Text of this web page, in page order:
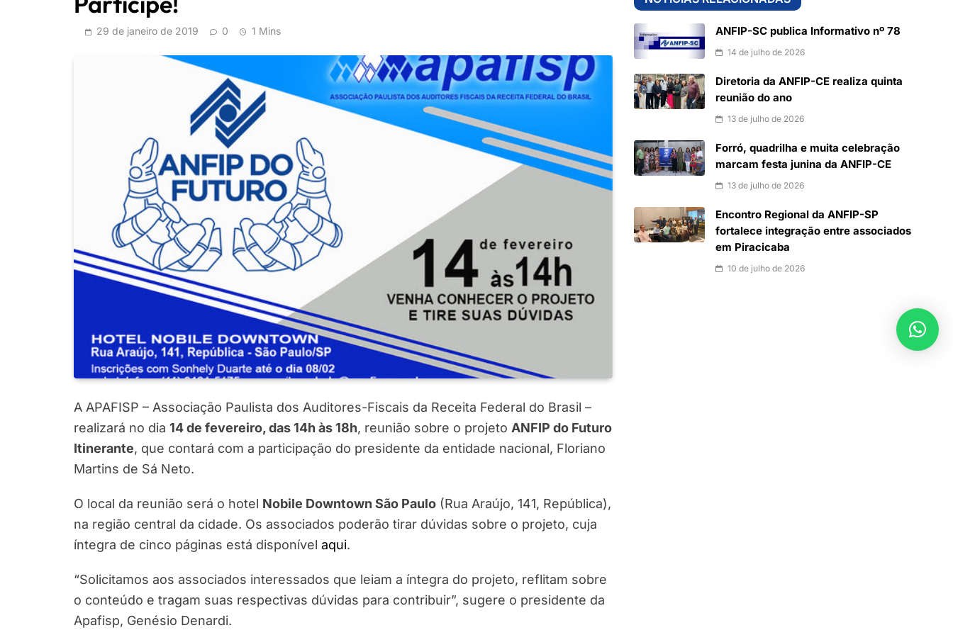
29 de janeiro de 2019 0 1 Mins
A APAFISP – Associação Paulista dos Auditores-Fiscais da Receita Federal do Brasil –
realizará no dia 14 de fevereiro, das 14h às 18h, reunião sobre o projeto ANFIP do Futuro
Itinerante, que contará com a participação do presidente da entidade nacional, Floriano
Martins de Sá Neto.
O local da reunião será o hotel Nobile Downtown São Paulo (Rua Araújo, 141, República),
na região central da cidade. Os associados poderão tirar dúvidas sobre o projeto, cuja
íntegra de cinco páginas está disponível aqui.
“Solicitamos aos associados interessados que leiam a íntegra do projeto, reflitam sobre
o conteúdo e tragam suas respectivas dúvidas para contribuir”, sugere o presidente da
Apafisp, Genésio Denardi.
ANFIP-SC publica Informativo nº 78
14 de julho de 2026
Diretoria da ANFIP-CE realiza quinta
reunião do ano
13 de julho de 2026
Forró, quadrilha e muita celebração
marcam festa junina da ANFIP-CE
13 de julho de 2026
Encontro Regional da ANFIP-SP
fortalece integração entre associados
em Piracicaba
10 de julho de 2026